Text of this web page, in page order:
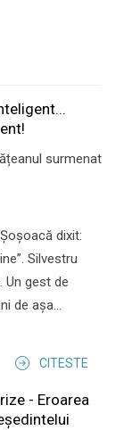
surmenat
dixit:
Silvestru
Un gest de
de așa...
CITESTE
- Eroarea